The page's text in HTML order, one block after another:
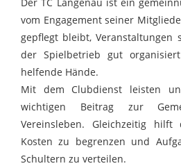
vom Engagement seiner
gepflegt bleibt, Veranstaltungen
der Spielbetrieb gut
helfende Hände.
Mit dem Clubdienst leisten
wichtigen Beitrag zur
Vereinsleben. Gleichzeitig
Kosten zu begrenzen und
Schultern zu verteilen.